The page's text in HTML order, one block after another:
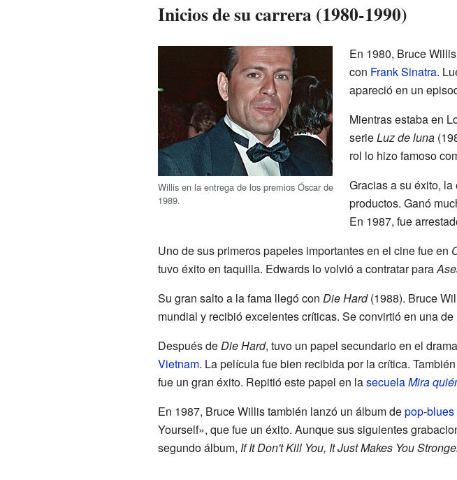
Inicios de su carrera (1980-1990)
Willis en la entrega de los premios Óscar de
1989.
En 1980, Bruce
con Frank Sinatra.
apareció en un
Mientras estaba en
serieLuz de luna
rol lo hizo famoso
Gracias a su éxito,
productos. Ganó
En 1987, fue
Uno de sus primeros papeles importantes en el cine fue en
tuvo éxito en taquilla. Edwards lo volvió a contratar para
Su gran salto a la fama llegó con Die Hard(1988). Bruce
mundial y recibió excelentes críticas. Se convirtió en una
Después deDie Hard, tuvo un papel secundario en el drama
Vietnam. La película fue bien recibida por la crítica.
fue un gran éxito. Repitió este papel en lasecuelaMira
En 1987, Bruce Willis también lanzó un álbum depop-blues
Yourself», que fue un éxito. Aunque sus siguientes
segundo álbum, If It Don't Kill You, It Just Makes You